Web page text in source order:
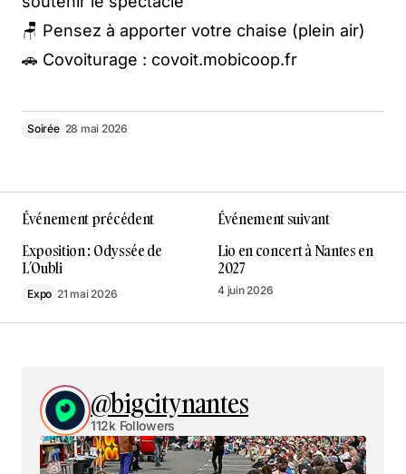
🪑 Pensez à apporter votre chaise (plein air)
🚗 Covoiturage : covoit.mobicoop.fr
Soirée 28 mai 2026
Événement précédent
Exposition : Odyssée de
L’Oubli
Expo 21 mai 2026
Événement suivant
Lio en concert à Nantes en
2027
4 juin 2026
@bigcitynantes
112k Followers